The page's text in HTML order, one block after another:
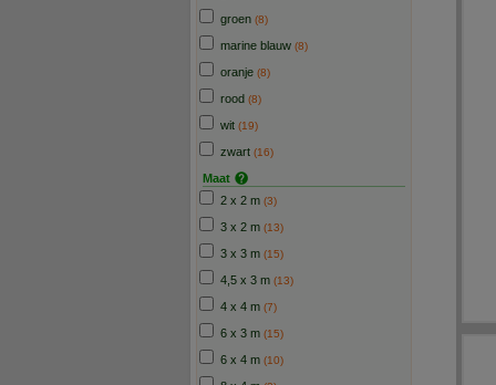
groen (8)
marine blauw (8)
oranje (8)
rood (8)
wit (19)
zwart (16)
Maat
2 x 2 m (3)
3 x 2 m (13)
3 x 3 m (15)
4,5 x 3 m (13)
4 x 4 m (7)
6 x 3 m (15)
6 x 4 m (10)